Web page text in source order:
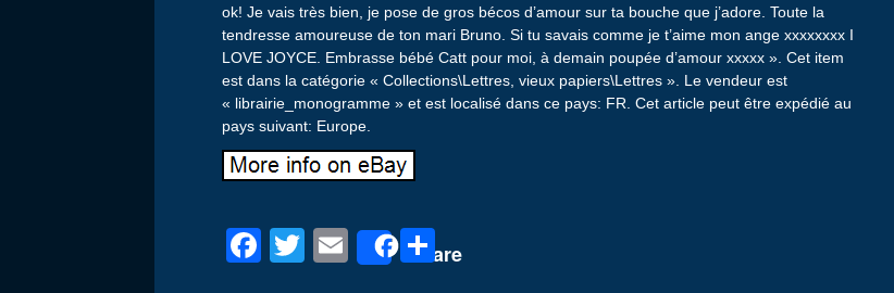
ok! Je vais très bien, je pose de gros bécos d’amour sur ta bouche que j’adore. Toute la
tendresse amoureuse de ton mari Bruno. Si tu savais comme je t’aime mon ange xxxxxxxx I
LOVE JOYCE. Embrasse bébé Catt pour moi, à demain poupée d’amour xxxxx ». Cet item
est dans la catégorie « Collections\Lettres, vieux papiers\Lettres ». Le vendeur est
« librairie_monogramme » et est localisé dans ce pays: FR. Cet article peut être expédié au
pays suivant: Europe.
F
T
E
Share
P